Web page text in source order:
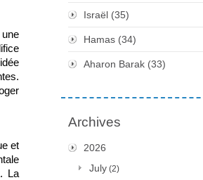
et
La
Israël (35)
Hamas (34)
Aharon Barak (33)
Archives
2026
July (2)